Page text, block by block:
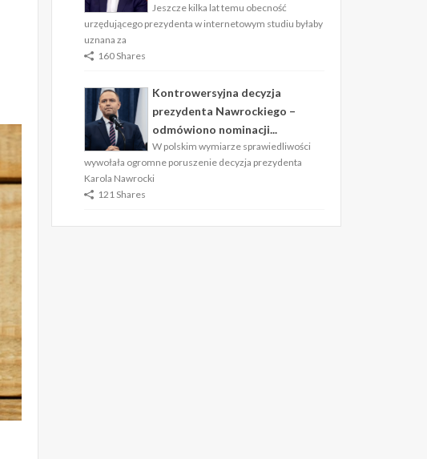
Jeszcze kilka lat temu obecność
urzędującego prezydenta w internetowym studiu byłaby
uznana za
160 Shares
Kontrowersyjna decyzja
prezydenta Nawrockiego –
odmówiono nominacji...
W polskim wymiarze sprawiedliwości
wywołała ogromne poruszenie decyzja prezydenta
Karola Nawrocki
121 Shares